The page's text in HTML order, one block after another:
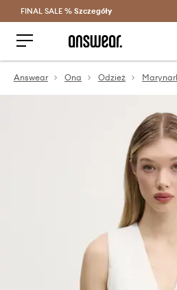
Oszczędzaj z Answear
FINAL SALE % Szczegóły
Answear Ona Odzież